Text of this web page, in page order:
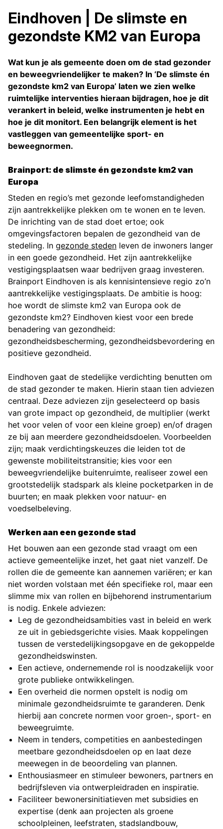
Eindhoven | De slimste en
gezondste KM2 van Europa
Wat kun je als gemeente doen om de stad gezonder
en beweegvriendelijker te maken? In ‘De slimste én
gezondste km2 van Europa’ laten we zien welke
ruimtelijke interventies hieraan bijdragen, hoe je dit
verankert in beleid, welke instrumenten je hebt en
hoe je dit monitort. Een belangrijk element is het
vastleggen van gemeentelijke sport- en
beweegnormen.
Brainport: de slimste én gezondste km2 van
Europa
Steden en regio’s met gezonde leefomstandigheden
zijn aantrekkelijke plekken om te wonen en te leven.
De inrichting van de stad doet ertoe; ook
omgevingsfactoren bepalen de gezondheid van de
stedeling. In gezonde steden leven de inwoners langer
in een goede gezondheid. Het zijn aantrekkelijke
vestigingsplaatsen waar bedrijven graag investeren.
Brainport Eindhoven is als kennisintensieve regio zo’n
aantrekkelijke vestigingsplaats. De ambitie is hoog:
hoe wordt de slimste km2 van Europa ook de
gezondste km2? Eindhoven kiest voor een brede
benadering van gezondheid:
gezondheidsbescherming, gezondheidsbevordering en
positieve gezondheid.
Eindhoven gaat de stedelijke verdichting benutten om
de stad gezonder te maken. Hierin staan tien adviezen
centraal. Deze adviezen zijn geselecteerd op basis
van grote impact op gezondheid, de multiplier (werkt
het voor velen of voor een kleine groep) en/of dragen
ze bij aan meerdere gezondheidsdoelen. Voorbeelden
zijn; maak verdichtingskeuzes die leiden tot de
gewenste mobiliteitstransitie; kies voor een
beweegvriendelijke buitenruimte, realiseer zowel een
grootstedelijk stadspark als kleine pocketparken in de
buurten; en maak plekken voor natuur- en
voedselbeleving.
Werken aan een gezonde stad
Het bouwen aan een gezonde stad vraagt om een
actieve gemeentelijke inzet, het gaat niet vanzelf. De
rollen die de gemeente kan aannemen variëren; er kan
niet worden volstaan met één specifieke rol, maar een
slimme mix van rollen en bijbehorend instrumentarium
is nodig. Enkele adviezen:
Leg de gezondheidsambities vast in beleid en werk
ze uit in gebiedsgerichte visies. Maak koppelingen
tussen de verstedelijkingsopgave en de gekoppelde
gezondheidswinsten.
Een actieve, ondernemende rol is noodzakelijk voor
grote publieke ontwikkelingen.
Een overheid die normen opstelt is nodig om
minimale gezondheidsruimte te garanderen. Denk
hierbij aan concrete normen voor groen-, sport- en
beweegruimte.
Neem in tenders, competities en aanbestedingen
meetbare gezondheidsdoelen op en laat deze
meewegen in de beoordeling van plannen.
Enthousiasmeer en stimuleer bewoners, partners en
bedrijfsleven via ontwerpleidraden en inspiratie.
Faciliteer bewonersinitiatieven met subsidies en
expertise (denk aan projecten als groene
schoolpleinen, leefstraten, stadslandbouw,